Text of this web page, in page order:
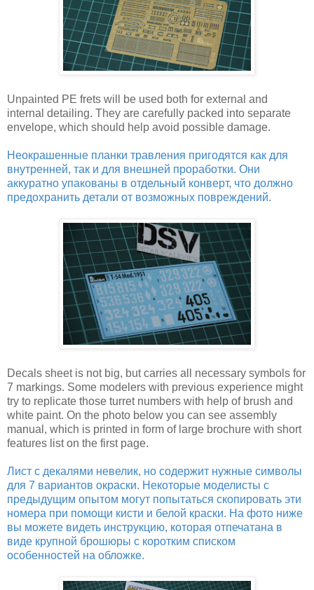
Unpainted PE frets will be used both for external and
internal detailing. They are carefully packed into separate
envelope, which should help avoid possible damage.
Неокрашенные планки травления пригодятся как для
внутренней, так и для внешней проработки. Они
аккуратно упакованы в отдельный конверт, что должно
предохранить детали от возможных повреждений.
Decals sheet is not big, but carries all necessary symbols for
7 markings. Some modelers with previous experience might
try to replicate those turret numbers with help of brush and
white paint. On the photo below you can see assembly
manual, which is printed in form of large brochure with short
features list on the first page.
Лист с декалями невелик, но содержит нужные символы
для 7 вариантов окраски. Некоторые моделисты с
предыдущим опытом могут попытаться скопировать эти
номера при помощи кисти и белой краски. На фото ниже
вы можете видеть инструкцию, которая отпечатана в
виде крупной брошюры с коротким списком
особенностей на обложке.